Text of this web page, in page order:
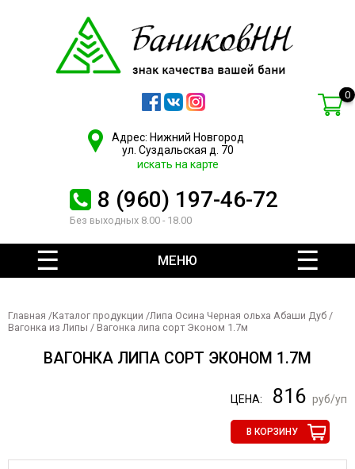
Адрес: Нижний Новгород
ул. Суздальская д. 70
искать на карте
8 (960) 197-46-72
Без выходных 8.00 - 18.00
0
МЕНЮ
Главная /Каталог продукции /Липа Осина Черная ольха Абаши Дуб /
Вагонка из Липы / Вагонка липа сорт Эконом 1.7м
ВАГОНКА ЛИПА СОРТ ЭКОНОМ 1.7М
ЦЕНА: 816 руб/уп
В КОРЗИНУ